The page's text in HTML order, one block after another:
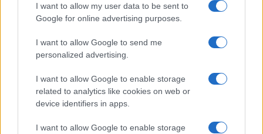
I want to allow my user data to be sent to
Google for online advertising purposes.
I want to allow Google to send me
personalized advertising.
I want to allow Google to enable storage
related to analytics like cookies on web or
device identifiers in apps.
I want to allow Google to enable storage
architettura rupestre risulta affascinante e invita a
esplorare un mondo sotterraneo di cunicoli e
cantine, offrendo un’opportunità di scoperta senza
Identità storica
La Gravina Sotterranea rappresenta un emblema
dell’identità storica del luogo. Questo aspetto rende